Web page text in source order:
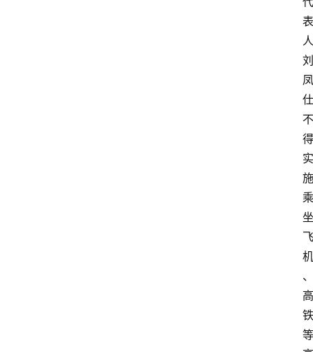
表
人
刘
凤
仕
不
得
实
施
乘
坐
飞
机
、
高
铁
等